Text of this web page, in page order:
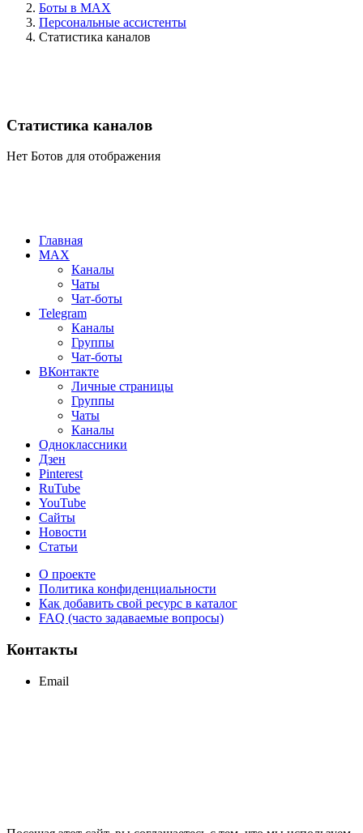
Боты в MAX
Персональные ассистенты
Статистика каналов
Статистика каналов
Нет Ботов для отображения
Главная
MAX
Каналы
Чаты
Чат-боты
Telegram
Каналы
Группы
Чат-боты
ВКонтакте
Личные страницы
Группы
Чаты
Каналы
Одноклассники
Дзен
Pinterest
RuTube
YouTube
Сайты
Новости
Статьи
О проекте
Политика конфиденциальности
Как добавить свой ресурс в каталог
FAQ (часто задаваемые вопросы)
Контакты
Email